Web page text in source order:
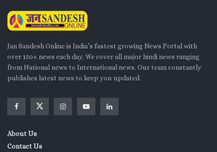
Jan Sandesh Online is India’s fastest growing News Portal with
over 150+ news each day. We cover all major hindi news ranging
from National news to International news. Our team constantly
publishes latest news to keep you updated.
About Us
Contact Us